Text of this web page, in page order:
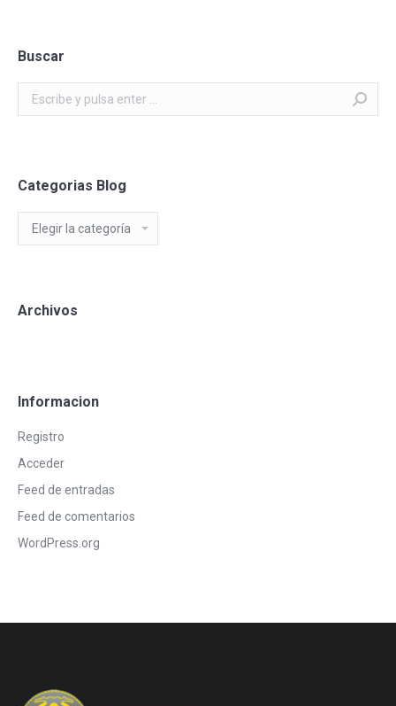
Buscar
Categorias Blog
Blog
Archivos
Informacion
Registro
Acceder
Feed de entradas
Feed de comentarios
WordPress.org